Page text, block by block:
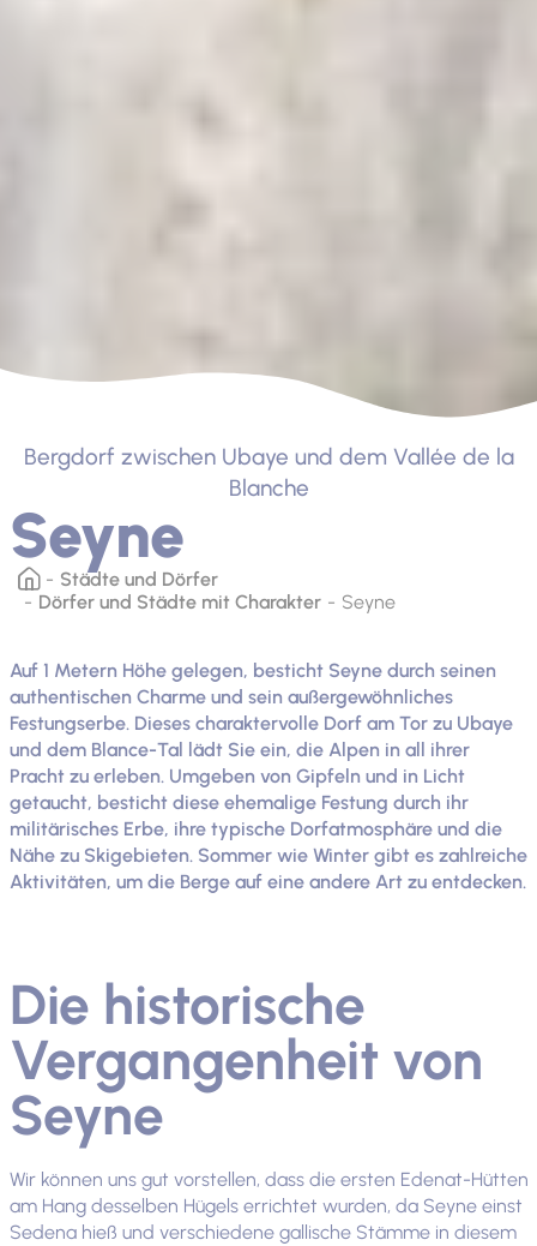
Seyne
Bergdorf zwischen Ubaye und dem Vallée de la
Blanche
Städte und Dörfer
Dörfer und Städte mit Charakter
Seyne
Auf 1 Metern Höhe gelegen, besticht Seyne durch seinen
authentischen Charme und sein außergewöhnliches
Festungserbe. Dieses charaktervolle Dorf am Tor zu Ubaye
und dem Blance-Tal lädt Sie ein, die Alpen in all ihrer
Pracht zu erleben. Umgeben von Gipfeln und in Licht
getaucht, besticht diese ehemalige Festung durch ihr
militärisches Erbe, ihre typische Dorfatmosphäre und die
Nähe zu Skigebieten. Sommer wie Winter gibt es zahlreiche
Aktivitäten, um die Berge auf eine andere Art zu entdecken.
Die historische
Vergangenheit von
Seyne
Wir können uns gut vorstellen, dass die ersten Edenat-Hütten
am Hang desselben Hügels errichtet wurden, da Seyne einst
Sedena hieß und verschiedene gallische Stämme in diesem